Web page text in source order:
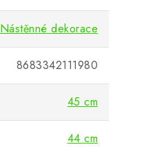
Nástěnné dekorace
8683342111980
45 cm
44 cm